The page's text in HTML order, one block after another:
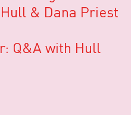
& Dana Priest
Q&A with Hull